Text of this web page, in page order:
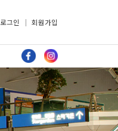
로그인 회원가입